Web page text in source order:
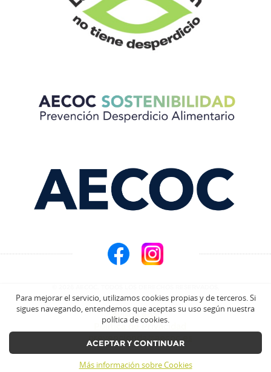
Aviso Legal
Política de Privacidad
Para mejorar el servicio, utilizamos cookies propias y de terceros. Si
sigues navegando, entendemos que aceptas su uso según nuestra
política de cookies.
ACEPTAR Y CONTINUAR
Más información sobre Cookies